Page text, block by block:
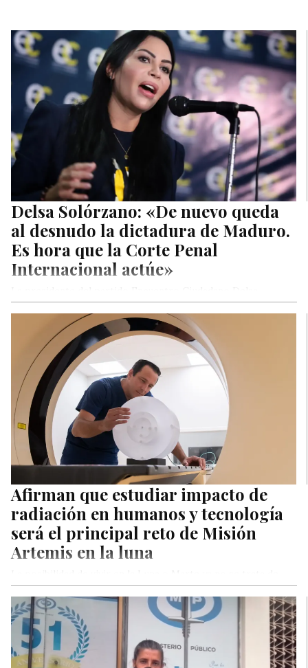
Delsa Solórzano: «De nuevo queda
al desnudo la dictadura de Maduro.
Es hora que la Corte Penal
Internacional actúe»
Solórzano, se pronunció en relación al informe que publicó
este jueves Michelle Bachelet,…
Afirman que estudiar impacto de
radiación en humanos y tecnología
será el principal reto de Misión
Artemis en la luna
ciencia ficción; ahora con el lanzamiento…